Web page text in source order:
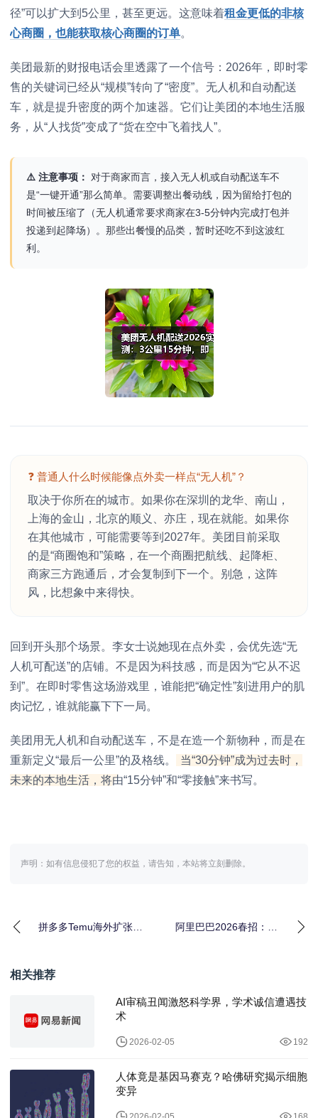
径”可以扩大到5公里，甚至更远。这意味着租金更低的非核
心商圈，也能获取核心商圈的订单。
美团最新的财报电话会里透露了一个信号：2026年，即时零
售的关键词已经从“规模”转向了“密度”。无人机和自动配送
车，就是提升密度的两个加速器。它们让美团的本地生活服
务，从“人找货”变成了“货在空中飞着找人”。
⚠️ 注意事项：
对于商家而言，接入无人机或自动配送车不
是“一键开通”那么简单。需要调整出餐动线，因为留给打包的
时间被压缩了（无人机通常要求商家在3-5分钟内完成打包并
投递到起降场）。那些出餐慢的品类，暂时还吃不到这波红
利。
❓ 普通人什么时候能像点外卖一样点“无人机”？
取决于你所在的城市。如果你在深圳的龙华、南山，
上海的金山，北京的顺义、亦庄，现在就能。如果你
在其他城市，可能需要等到2027年。美团目前采取
的是“商圈饱和”策略，在一个商圈把航线、起降柜、
商家三方跑通后，才会复制到下一个。别急，这阵
风，比想象中来得快。
回到开头那个场景。李女士说她现在点外卖，会优先选“无
人机可配送”的店铺。不是因为科技感，而是因为“它从不迟
到”。在即时零售这场游戏里，谁能把“确定性”刻进用户的肌
肉记忆，谁就能赢下下一局。
美团用无人机和自动配送车，不是在造一个新物种，而是在
重新定义“最后一公里”的及格线。
当“30分钟”成为过去时，
未来的本地生活，将由“15分钟”和“零接触”来书写。
声明：如有信息侵犯了您的权益，请告知，本站将立刻删除。
拼多多Temu海外扩张杀
阿里巴巴2026春招：AI
相关推荐
AI审稿丑闻激怒科学界，学术诚信遭遇技
术
2026-02-05 192
人体竟是基因马赛克？哈佛研究揭示细胞
变异